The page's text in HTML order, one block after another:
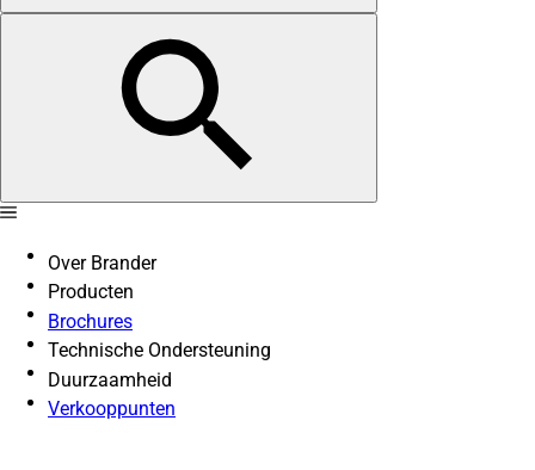
Over Brander
Producten
Brochures
Technische Ondersteuning
Duurzaamheid
Verkooppunten